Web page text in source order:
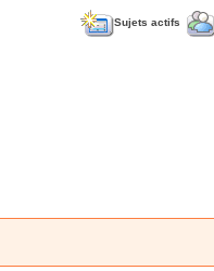
Sujets actifs